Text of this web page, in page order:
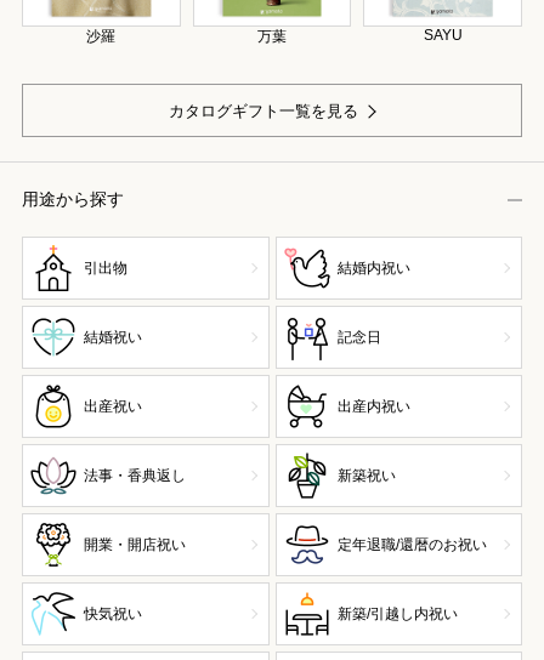
沙羅 万葉 SAYU
カタログギフト一覧を見る
用途から探す
引出物 結婚内祝い
結婚祝い 記念日
出産祝い 出産内祝い
法事・香典返し 新築祝い
開業・開店祝い 定年退職/還暦のお祝い
快気祝い 新築/引越し内祝い